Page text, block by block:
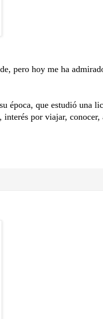
pero hoy me ha
época, que estudió una
por viajar,